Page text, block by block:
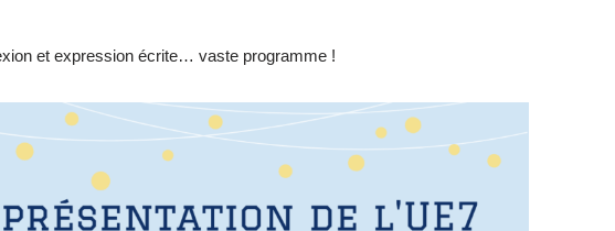
et expression écrite… vaste programme !